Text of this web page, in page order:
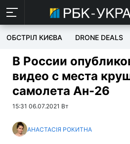
ОБСТРІЛ КИЄВА DRONE DEALS
В России
видео с места
самолета Ан-26
15:31 06.07.2021 Вт
АНАСТАСІЯ РОКИТНА